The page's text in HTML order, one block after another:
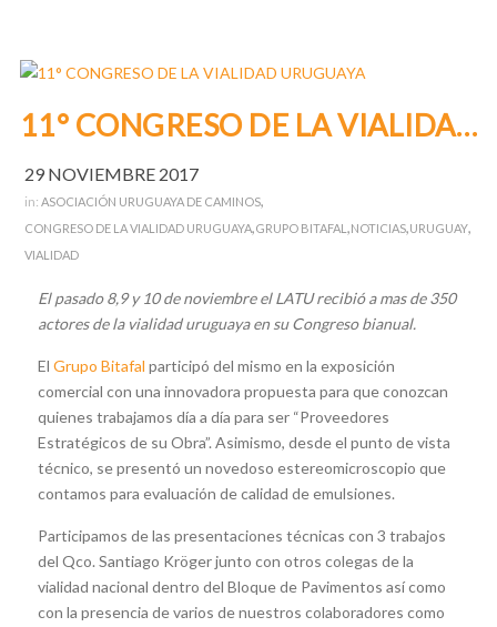
11° CONGRESO DE LA VIALIDAD URUGUAYA
29 NOVIEMBRE 2017
in: ASOCIACIÓN URUGUAYA DE CAMINOS,
CONGRESO DE LA VIALIDAD URUGUAYA,GRUPO BITAFAL ,NOTICIAS,URUGUAY,
VIALIDAD
El pasado 8,9 y 10 de noviembre el LATU recibió a mas de 350
actores de la vialidad uruguaya en su Congreso bianual.
ElGrupo Bitafalparticipó del mismo en la exposición
comercial con una innovadora propuesta para que conozcan
quienes trabajamos día a día para ser “Proveedores
Estratégicos de su Obra”. Asimismo, desde el punto de vista
técnico, se presentó un novedoso estereomicroscopio que
contamos para evaluación de calidad de emulsiones.
Participamos de las presentaciones técnicas con 3 trabajos
del Qco. Santiago Kröger junto con otros colegas de la
vialidad nacional dentro del Bloque de Pavimentos así como
con la presencia de varios de nuestros colaboradores como